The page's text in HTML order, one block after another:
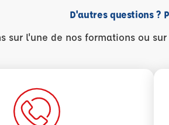
D'autres questions ?
sur l'une de nos formations ou